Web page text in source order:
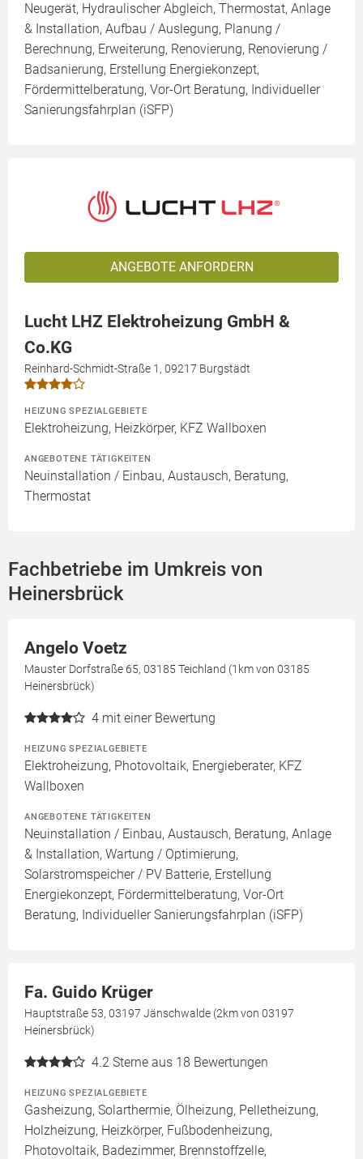
Neugerät, Hydraulischer Abgleich, Thermostat, Anlage
& Installation, Aufbau / Auslegung, Planung /
Berechnung, Erweiterung, Renovierung, Renovierung /
Badsanierung, Erstellung Energiekonzept,
Fördermittelberatung, Vor-Ort Beratung, Individueller
Sanierungsfahrplan (iSFP)
ANGEBOTE ANFORDERN
Lucht LHZ Elektroheizung GmbH &
Co.KG
Reinhard-Schmidt-Straße 1, 09217 Burgstädt
HEIZUNG SPEZIALGEBIETE
Elektroheizung, Heizkörper, KFZ Wallboxen
ANGEBOTENE TÄTIGKEITEN
Neuinstallation / Einbau, Austausch, Beratung,
Thermostat
Fachbetriebe im Umkreis von
Heinersbrück
Angelo Voetz
Mauster Dorfstraße 65, 03185 Teichland (1km von 03185
Heinersbrück)
4 mit einer Bewertung
HEIZUNG SPEZIALGEBIETE
Elektroheizung, Photovoltaik, Energieberater, KFZ
Wallboxen
ANGEBOTENE TÄTIGKEITEN
Neuinstallation / Einbau, Austausch, Beratung, Anlage
& Installation, Wartung / Optimierung,
Solarstromspeicher / PV Batterie, Erstellung
Energiekonzept, Fördermittelberatung, Vor-Ort
Beratung, Individueller Sanierungsfahrplan (iSFP)
Fa. Guido Krüger
Hauptstraße 53, 03197 Jänschwalde (2km von 03197
Heinersbrück)
4.2 Sterne aus 18 Bewertungen
HEIZUNG SPEZIALGEBIETE
Gasheizung, Solarthermie, Ölheizung, Pelletheizung,
Holzheizung, Heizkörper, Fußbodenheizung,
Photovoltaik, Badezimmer, Brennstoffzelle,